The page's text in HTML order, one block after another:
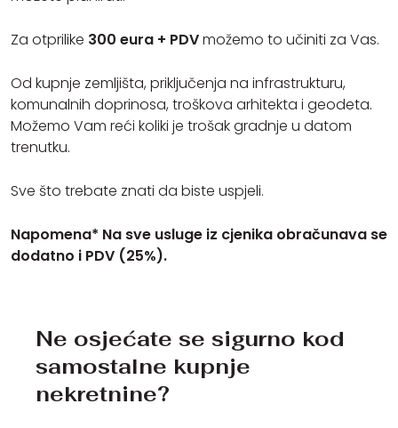
Za otprilike 300 eura + PDVmožemo to učiniti za Vas.
Od kupnje zemljišta, priključenja na infrastrukturu,
komunalnih doprinosa, troškova arhitekta i geodeta.
Možemo Vam reći koliki je trošak gradnje u datom
trenutku.
Sve što trebate znati da biste uspjeli.
Napomena* Na sve usluge iz cjenika obračunava se
dodatno i PDV (25%).
Ne osjećate se sigurno kod
samostalne kupnje
nekretnine?